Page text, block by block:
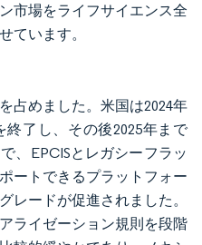
市場をライフサイエンス全
ています。
占めました。米国は2024年
終了し、その後2025年まで
、EPCISとレガシーフラッ
ートできるプラットフォー
レードが促進されました。
ライゼーション規則を段階